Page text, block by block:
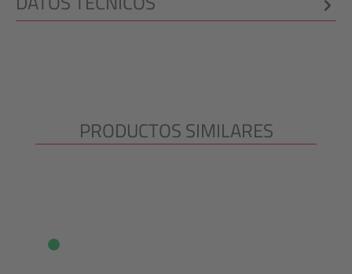
Omitir la galería de productos
PRODUCTOS SIMILARES